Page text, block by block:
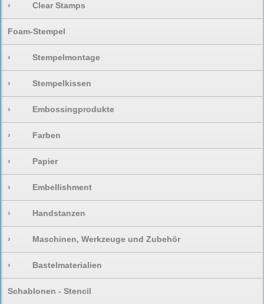
› Clear Stamps
Foam-Stempel
› Stempelmontage
› Stempelkissen
› Embossingprodukte
› Farben
› Papier
› Embellishment
› Handstanzen
› Maschinen, Werkzeuge und Zubehör
› Bastelmaterialien
Schablonen - Stencil